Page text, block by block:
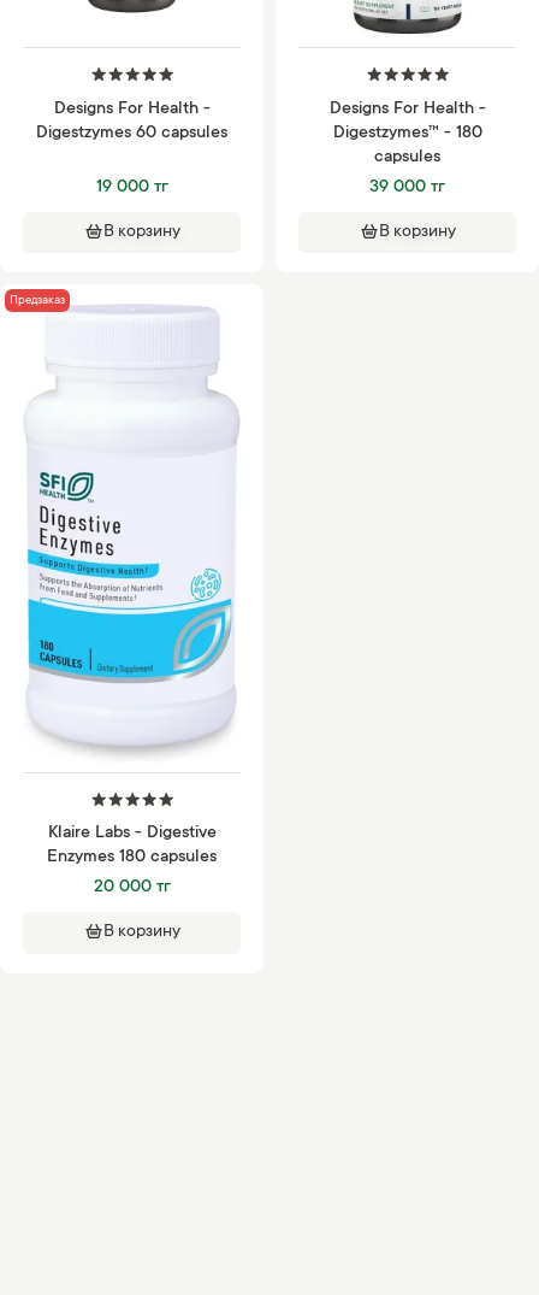
Designs For Health -
Digestzymes 60 capsules
19 000 тг
В корзину
Designs For Health -
Digestzymes™ - 180
capsules
39 000 тг
В корзину
Предзаказ
Klaire Labs - Digestive
Enzymes 180 capsules
20 000 тг
В корзину